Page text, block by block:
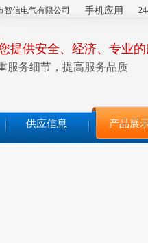
智信电气有限公司 手机应用
提供安全、经济、专业
服务细节，提高服务品质
供应信息 产品展